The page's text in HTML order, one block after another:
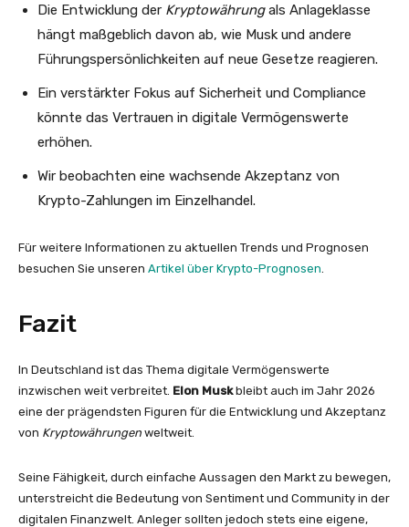
Die Entwicklung der Kryptowährungals Anlageklasse
hängt maßgeblich davon ab, wie Musk und andere
Führungspersönlichkeiten auf neue Gesetze reagieren.
Ein verstärkter Fokus auf Sicherheit und Compliance
könnte das Vertrauen in digitale Vermögenswerte
erhöhen.
Wir beobachten eine wachsende Akzeptanz von
Krypto-Zahlungen im Einzelhandel.
Für weitere Informationen zu aktuellen Trends und Prognosen
besuchen Sie unseren Artikel über Krypto-Prognosen
Fazit
In Deutschland ist das Thema digitale Vermögenswerte
inzwischen weit verbreitet. Elon Muskbleibt auch im Jahr 2026
eine der prägendsten Figuren für die Entwicklung und Akzeptanz
von Kryptowährungen weltweit.
Seine Fähigkeit, durch einfache Aussagen den Markt zu bewegen,
unterstreicht die Bedeutung von Sentiment und Community in der
digitalen Finanzwelt. Anleger sollten jedoch stets eine eigene,